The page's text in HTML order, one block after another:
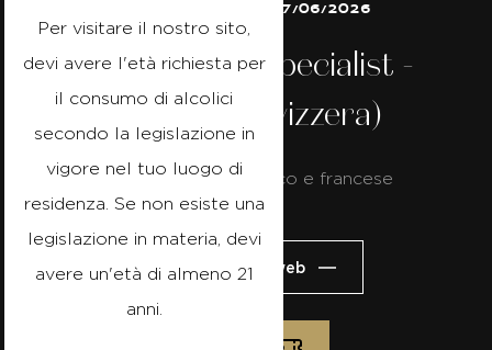
Per visitare il nostro sito,
devi avere l'età richiesta per
il consumo di alcolici
secondo la legislazione in
vigore nel tuo luogo di
residenza. Se non esiste una
legislazione in materia, devi
avere un'età di almeno 21
anni.
02/06/2026 a 07/06/2026
Champagne Specialist -
Fribourg (Svizzera)
Formazione in tedesco e francese
Visitare il sito web